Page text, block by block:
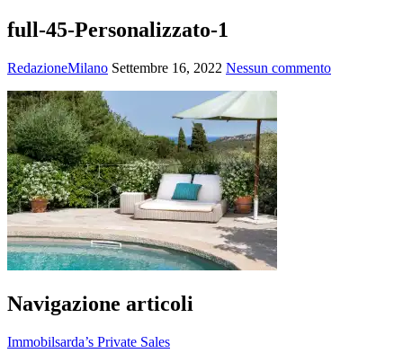
full-45-Personalizzato-1
RedazioneMilano Settembre 16, 2022 Nessun commento
Navigazione articoli
Immobilsarda’s Private Sales